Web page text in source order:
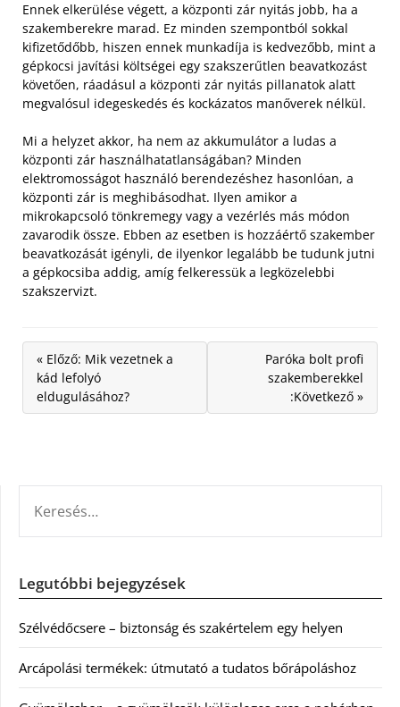
Ennek elkerülése végett, a központi zár nyitás jobb, ha a
szakemberekre marad. Ez minden szempontból sokkal
kifizetődőbb, hiszen ennek munkadíja is kedvezőbb, mint a
gépkocsi javítási költségei egy szakszerűtlen beavatkozást
követően, ráadásul a központi zár nyitás pillanatok alatt
megvalósul idegeskedés és kockázatos manőverek nélkül.
Mi a helyzet akkor, ha nem az akkumulátor a ludas a
központi zár használhatatlanságában? Minden
elektromosságot használó berendezéshez hasonlóan, a
központi zár is meghibásodhat. Ilyen amikor a
mikrokapcsoló tönkremegy vagy a vezérlés más módon
zavarodik össze. Ebben az esetben is hozzáértő szakember
beavatkozását igényli, de ilyenkor legalább be tudunk jutni
a gépkocsiba addig, amíg felkeressük a legközelebbi
szakszervizt.
« Előző: Mik vezetnek a
kád lefolyó
eldugulásához?
Paróka bolt profi
szakemberekkel
:Következő »
Legutóbbi bejegyzések
Szélvédőcsere – biztonság és szakértelem egy helyen
Arcápolási termékek: útmutató a tudatos bőrápoláshoz